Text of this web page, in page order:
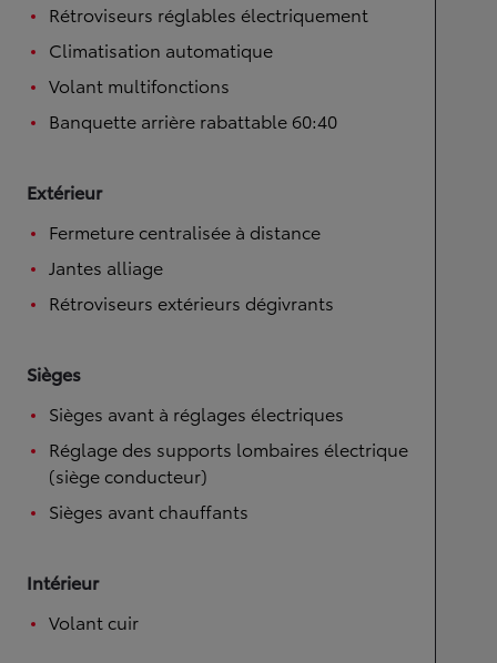
Rétroviseurs réglables électriquement
Climatisation automatique
Volant multifonctions
Banquette arrière rabattable 60:40
Extérieur
Fermeture centralisée à distance
Jantes alliage
Rétroviseurs extérieurs dégivrants
Sièges
Sièges avant à réglages électriques
Réglage des supports lombaires électrique
(siège conducteur)
Sièges avant chauffants
Intérieur
Volant cuir